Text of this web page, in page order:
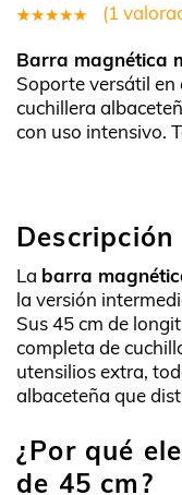
5.00sobre
5 basado
en
(1
Barra magnética
Soporte versátil
cuchillera
con uso intensivo.
Descripción
La barra
la versión
Sus 45 cm de
completa de
utensilios extra,
albaceteña que
¿Por qué
de 45 cm?